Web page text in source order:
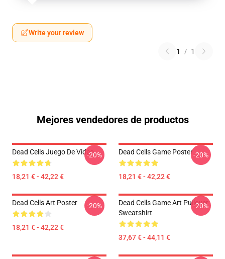
Write your review
1 / 1
Mejores vendedores de productos
Dead Cells Juego De Video
18,21 € - 42,22 €
-20% Dead Cells Game Poster
18,21 € - 42,22 €
-20%
Dead Cells Art Poster
18,21 € - 42,22 €
-20%
Dead Cells Game Art Pullover
Sweatshirt
37,67 € - 44,11 €
-20%